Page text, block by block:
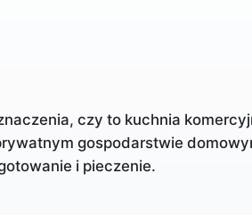
czy to kuchnia
gospodarstwie
i pieczenie.